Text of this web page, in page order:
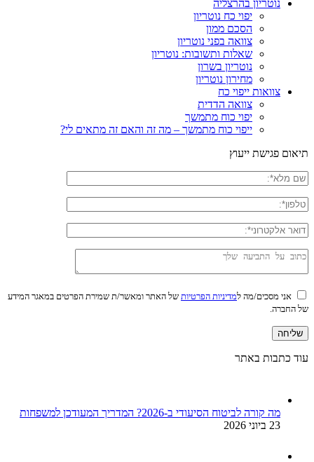
נוטריון בהרצליה
יפוי כח נוטריון
הסכם ממון
צוואה בפני נוטריון
שאלות ותשובות: נוטריון
נוטריון בשרון
מחירון נוטריון
צוואות ייפוי כח
צוואה הדדית
יפוי כוח מתמשך
ייפוי כוח מתמשך – מה זה והאם זה מתאים לי?
תיאום פגישת ייעוץ
אני מסכים/מה למדיניות הפרטיות של האתר ומאשר/ת שמירת הפרטים במאגר המידע
של החברה.
עוד כתבות באתר
מה קורה לביטוח הסיעודי ב-2026? המדריך המעודכן למשפחות
23 ביוני 2026